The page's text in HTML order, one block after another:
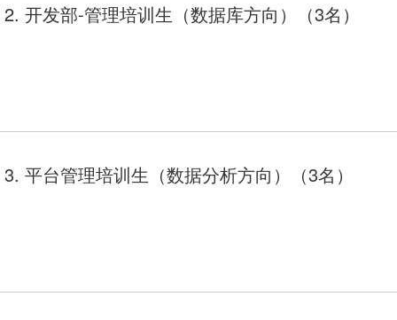
2. 开发部-管理培训生（数据库方向）（3名）
3. 平台管理培训生（数据分析方向）（3名）